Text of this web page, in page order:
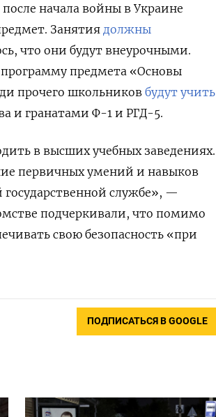
начала войны в Украине
Занятия должны
что они будут внеурочными.
предмета «Основы
прочего школьников будут учить
и гранатами Ф-1 и РГД-5.
в высших учебных заведениях.
первичных умений и навыков
службе», —
подчеркивали, что помимо
свою безопасность «при
ПОДПИСАТЬСЯ В GOOGLE